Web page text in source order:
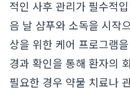
적인 사후 관리가 필수적
음 날 샴푸와 소독을 시작
상을 위한 케어 프로그램
경과 확인을 통해 환자의
필요한 경우 약물 치료나